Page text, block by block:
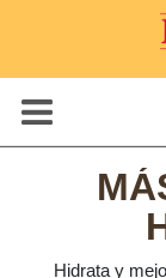
Hidrata y